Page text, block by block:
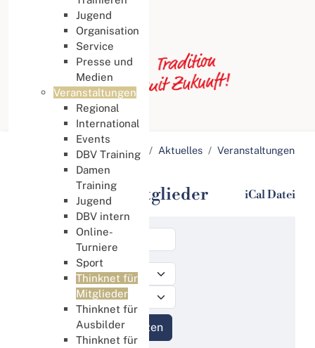
Jugend
Organisation
Service
Presse und
Medien
Veranstaltungen
Regional
International
Events
DBV Training
Damen
Training
Jugend
DBV intern
Online-
Turniere
Sport
Thinknet für
Mitglieder
Thinknet für
Ausbilder
Thinknet für
Aktuelle Seite: Startseite Aktuelles
Veranstaltungen
Thinknet für Mitglieder
Thinknet für Mitglieder iCal Datei